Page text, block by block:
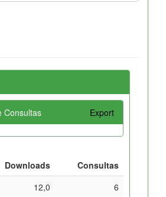
Consultas Export
Downloads
Consultas
12,0
6